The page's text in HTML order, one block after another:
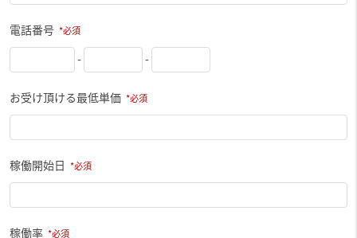
電話番号
-
-
お受け頂ける最低単価
稼働開始日
稼働率